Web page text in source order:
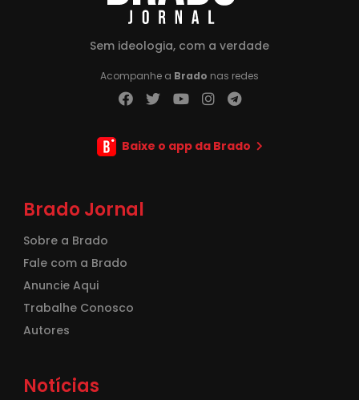
Sem ideologia, com a verdade
Acompanhe a Brado nas redes
Baixe o app da Brado
Brado Jornal
Sobre a Brado
Fale com a Brado
Anuncie Aqui
Trabalhe Conosco
Autores
Notícias